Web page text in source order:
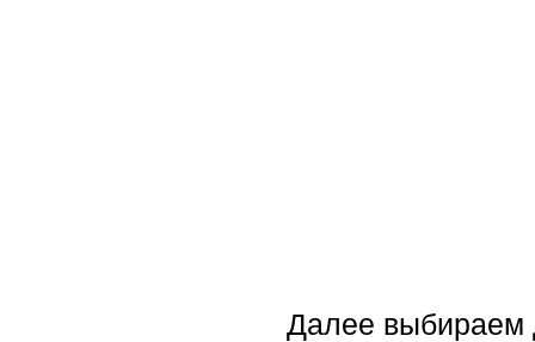
Далее выбираем